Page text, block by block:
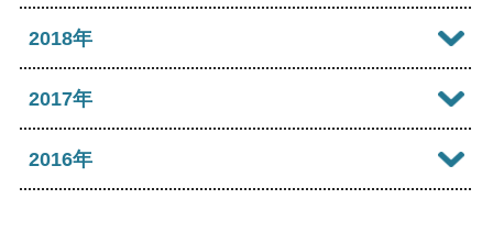
2025年04月
2025年02月
2024年06月
2024年04月
2023年07月
2023年06月
2023年04月
2022年08月
2022年07月
2022年06月
2021年10月
2021年08月
2021年07月
2020年10月
2020年08月
2019年12月
2019年10月
2018年
2018年12月
2018年10月
2017年
2017年12月
2016年